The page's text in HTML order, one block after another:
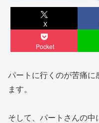
X
Pocket
パートに行くのが苦痛に
ます。
そして、パートさんの